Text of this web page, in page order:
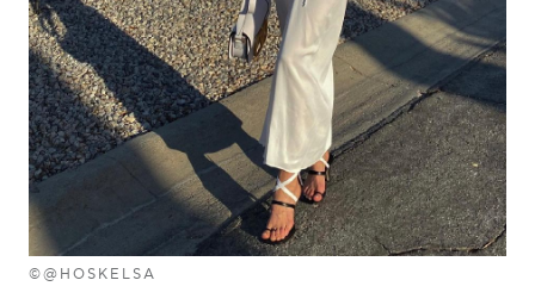
©@HOSKELSA